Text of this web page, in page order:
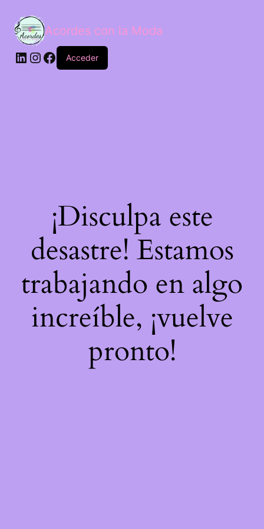
Acordes con la Moda
LinkedIn
Instagram
Facebook
Acceder
¡Disculpa este
desastre! Estamos
trabajando en algo
increíble, ¡vuelve
pronto!